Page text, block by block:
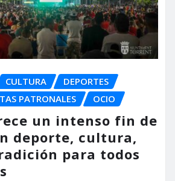
CULTURA
DEPORTES
PATRONALES OCIO
un intenso fin de
deporte, cultura,
para todos